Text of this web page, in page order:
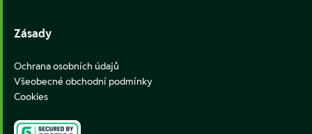
Zásady
Ochrana osobních údajů
Všeobecné obchodní podmínky
Cookies